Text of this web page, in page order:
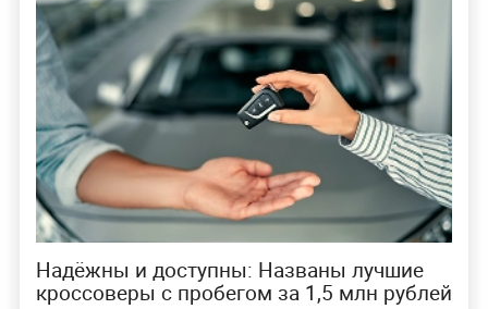
Надёжны и доступны: Названы лучшие
кроссоверы с пробегом за 1,5 млн рублей